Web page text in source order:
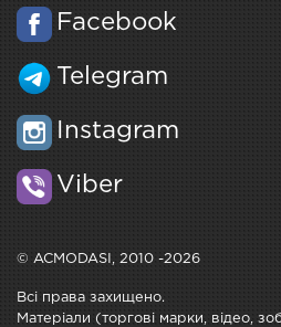
Facebook
Telegram
Instagram
Viber
© ACMODASI, 2010 -2026
Всі права захищено.
Матеріали (торгові марки, відео,